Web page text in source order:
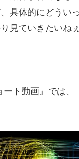
具体的にどうい
見ていきたいねぇ
ト動画』では、